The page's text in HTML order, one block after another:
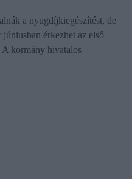
a nyugdíjkiegészítést, de
érkezhet az első
A kormány hivatalos